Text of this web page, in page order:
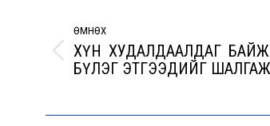
ӨМНӨХ
Previous
ХҮН ХУДАЛДААЛДАГ
БҮЛЭГ ЭТГЭЭДИЙГ